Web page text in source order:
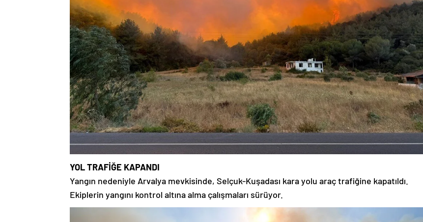
YOL TRAFİĞE KAPANDI
Yangın nedeniyle Arvalya mevkisinde, Selçuk-Kuşadası kara yolu araç trafiğine kapatıldı.
Ekiplerin yangını kontrol altına alma çalışmaları sürüyor.